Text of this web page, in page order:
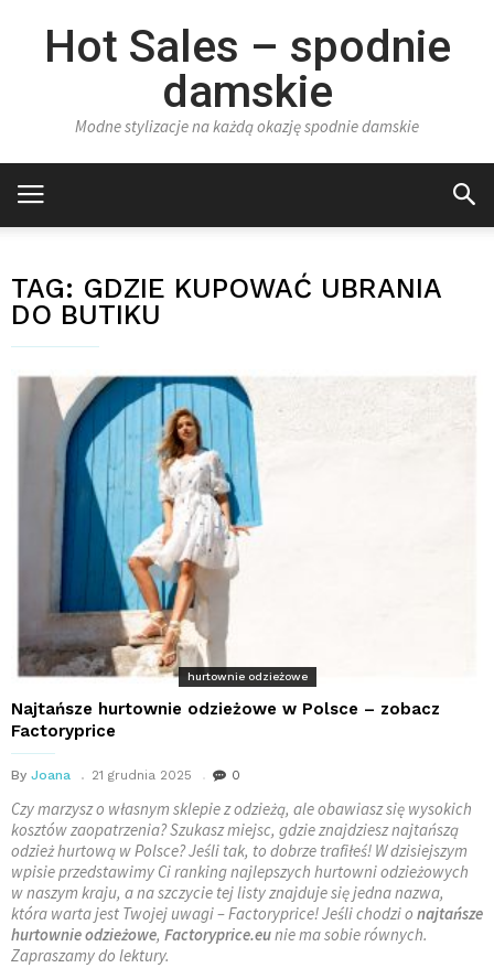
Hot Sales – spodnie
damskie
Modne stylizacje na każdą okazję spodnie damskie
TAG: GDZIE KUPOWAĆ UBRANIA
DO BUTIKU
hurtownie odzieżowe
Najtańsze hurtownie odzieżowe w Polsce – zobacz
Factoryprice
By Joana 21 grudnia 2025 0
Czy marzysz o własnym sklepie z odzieżą, ale obawiasz się wysokich
kosztów zaopatrzenia? Szukasz miejsc, gdzie znajdziesz najtańszą
odzież hurtową w Polsce? Jeśli tak, to dobrze trafiłeś! W dzisiejszym
wpisie przedstawimy Ci ranking najlepszych hurtowni odzieżowych
w naszym kraju, a na szczycie tej listy znajduje się jedna nazwa,
która warta jest Twojej uwagi – Factoryprice! Jeśli chodzi o najtańsze
hurtownie odzieżowe, Factoryprice.eunie ma sobie równych.
Zapraszamy do lektury.